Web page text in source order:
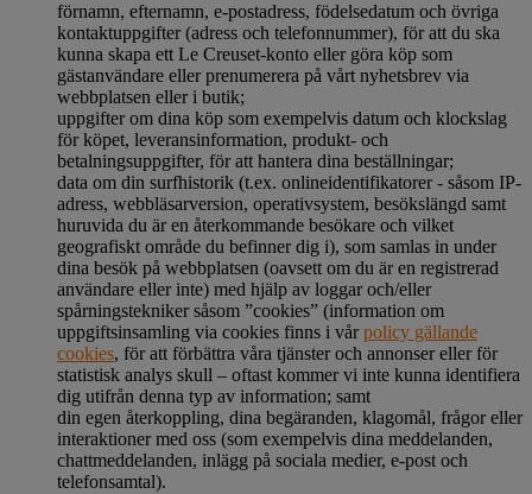
förnamn, efternamn, e-postadress, födelsedatum och övriga
kontaktuppgifter (adress och telefonnummer), för att du ska
kunna skapa ett Le Creuset-konto eller göra köp som
gästanvändare eller prenumerera på vårt nyhetsbrev via
webbplatsen eller i butik;
uppgifter om dina köp som exempelvis datum och klockslag
för köpet, leveransinformation, produkt- och
betalningsuppgifter, för att hantera dina beställningar;
data om din surfhistorik (t.ex. onlineidentifikatorer - såsom IP-
adress, webbläsarversion, operativsystem, besökslängd samt
huruvida du är en återkommande besökare och vilket
geografiskt område du befinner dig i), som samlas in under
dina besök på webbplatsen (oavsett om du är en registrerad
användare eller inte) med hjälp av loggar och/eller
spårningstekniker såsom ”cookies” (information om
uppgiftsinsamling via cookies finns i vårpolicy gällande
cookies, för att förbättra våra tjänster och annonser eller för
statistisk analys skull – oftast kommer vi inte kunna identifiera
dig utifrån denna typ av information; samt
din egen återkoppling, dina begäranden, klagomål, frågor eller
interaktioner med oss (som exempelvis dina meddelanden,
chattmeddelanden, inlägg på sociala medier, e-post och
telefonsamtal).